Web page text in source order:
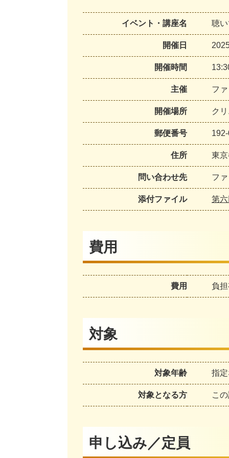
イベント・講座名 聴
開催日
開催時間
主催 フ
開催場所 ク
郵便番号
住所 東
問い合わせ先 フ
添付ファイル 第
費用
費用 負
対象
対象年齢 指
対象となる方 こ
申し込み／定員